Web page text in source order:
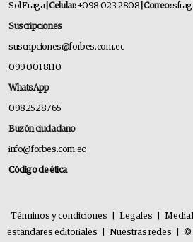
Sol Fraga| Celular:+098 023 2808 | Correo:
Suscripciones
suscripciones@forbes.com.ec
099 001 8110
WhatsApp
0982528765
Buzón ciudadano
info@forbes.com.ec
Código de ética
Términos y condiciones Legales
estándares editoriales
Nuestras redes ©